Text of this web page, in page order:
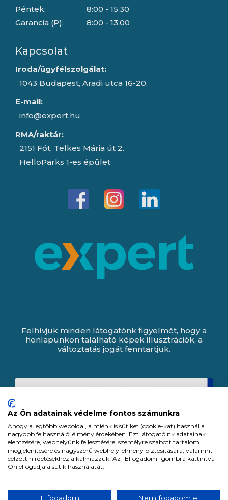
Péntek:
Garancia (P):
8:00 - 15:30
8:00 - 13:00
Kapcsolat
Iroda/ügyfélszolgálat:
1043 Budapest, Aradi utca 16-20.
E-mail:
info@expert.hu
RMA/raktár:
2151 Fót, Telkes Mária út 2.
HelloParks 1-es épület
Felhívjuk minden látogatónk figyelmét, hogy a
honlapunkon található képek illusztrációk, a
változtatás jogát fenntartjuk.
Az Ön adatainak védelme fontos számunkra
Ahogy a legtöbb weboldal, a miénk is sütiket (cookie-kat) használ a
nagyobb felhasználói élmény érdekében. Ezt látogatóink adatainak
elemzésére, webhelyünk fejlesztésére, személyre szabott tartalom
megjelenítésére és nagyszerű webhely-élmény biztosítására, valamint
célzott hirdetésekhez alkalmazzuk. Az "Elfogadom" gombra kattintva
Ön elfogadja a sütik használatát.
Elfogadom Nem fogadom el